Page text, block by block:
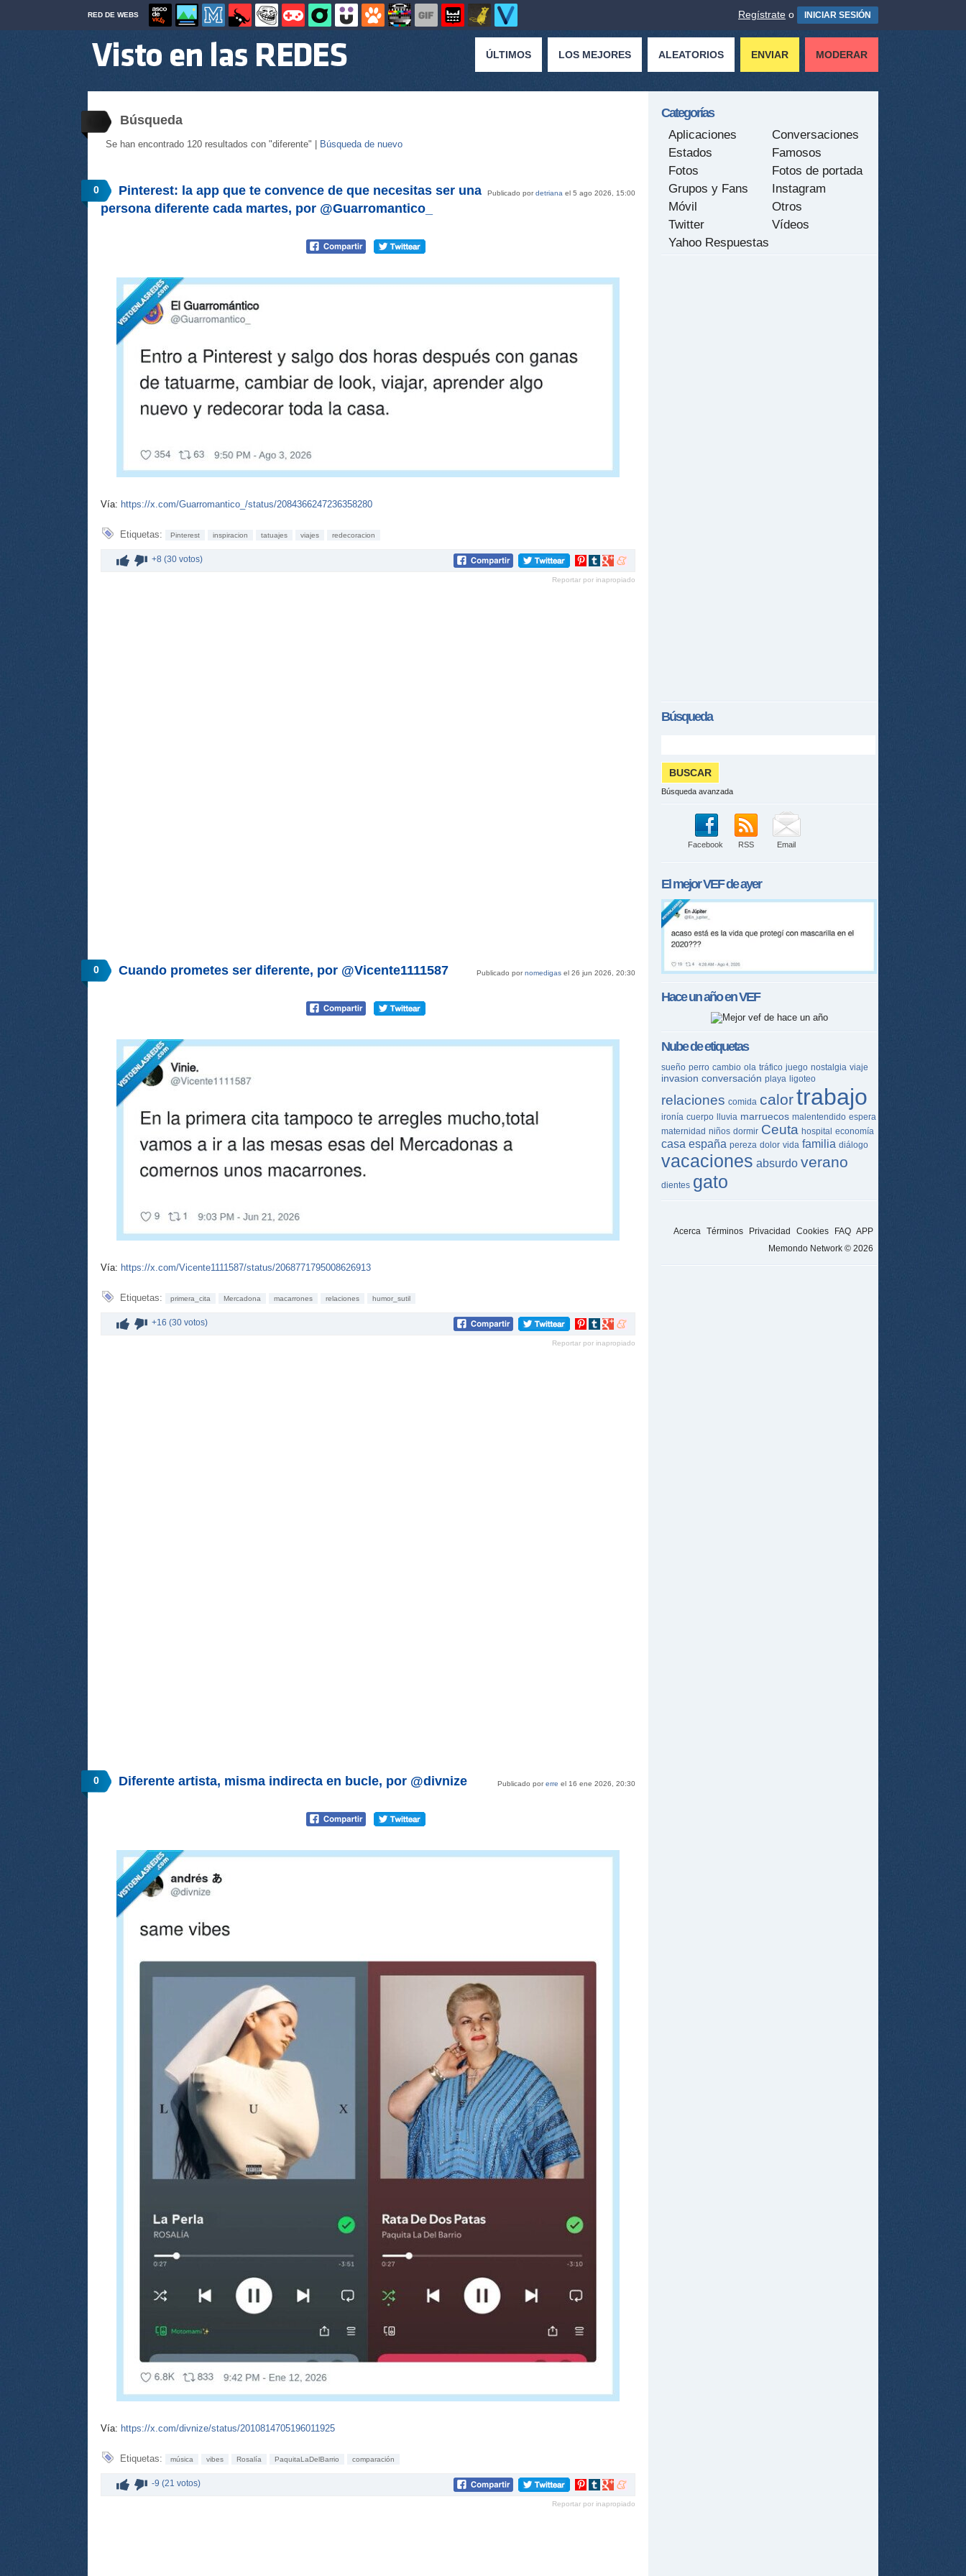
RED DE WEBS Regístrate o INICIAR SESIÓN
ÚLTIMOS LOS MEJORES ALEATORIOS ENVIAR MODERAR
Búsqueda
Se han encontrado 120 resultados con "diferente" | Búsqueda de nuevo
0 Publicado pordetriana el 5 ago 2026, 15:00
Pinterest: la app que te convence de que necesitas ser una
persona diferente cada martes, por @Guarromantico_
Vía: https://x.com/Guarromantico_/status/2084366247236358280
Etiquetas: Pinterest inspiracion tatuajes viajes redecoracion
+8 (30 votos)
Compartir
Pinterest
Compartir
tumblr
Compartir
Google+
Compartir
meneame
Reportar por inapropiado
0 Publicado pornomedigas el 26 jun 2026, 20:30
Cuando prometes ser diferente, por @Vicente1111587
Vía: https://x.com/Vicente1111587/status/2068771795008626913
Etiquetas: primera_cita Mercadona macarrones relaciones humor_sutil
+16 (30 votos)
Compartir
Pinterest
Compartir
tumblr
Compartir
Google+
Compartir
meneame
Reportar por inapropiado
0 Publicado porerre el 16 ene 2026, 20:30
Diferente artista, misma indirecta en bucle, por @divnize
Vía: https://x.com/divnize/status/2010814705196011925
Etiquetas: música vibes Rosalía PaquitaLaDelBarrio comparación
-9 (21 votos)
Compartir
Pinterest
Compartir
tumblr
Compartir
Google+
Compartir
meneame
Reportar por inapropiado
Categorías
Aplicaciones
Conversaciones
Estados
Famosos
Fotos
Fotos de portada
Grupos y Fans
Instagram
Móvil
Otros
Twitter
Vídeos
Yahoo Respuestas
Búsqueda
Búsqueda avanzada
Facebook RSS Email
El mejorVEFde ayer
Hace un año enVEF
Nube de etiquetas
sueño perro cambio ola tráfico juego nostalgia viaje
invasion conversación playa ligoteo
relaciones comida calortrabajo
ironía cuerpo lluvia marruecos malentendido espera
maternidad niños dormir Ceuta hospital economía
casa españa pereza dolor vida familia diálogo
vacaciones absurdo verano
dientes gato
Acerca Términos Privacidad Cookies FAQ APP
Memondo Network © 2026